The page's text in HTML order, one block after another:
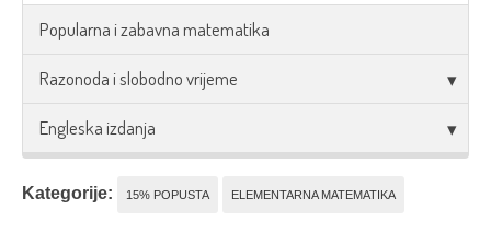
Popularna i zabavna matematika
Razonoda i slobodno vrijeme
Engleska izdanja
Kategorije: 15% POPUSTA ELEMENTARNA MATEMATIKA